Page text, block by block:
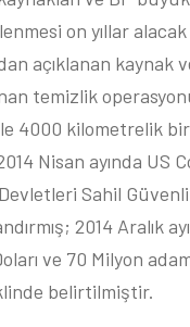
on yıllar
açıklanan kaynak
temizlik
4000 kilometrelik
Nisan ayında US
Sahil
2014 Aralık
ve 70 Milyon
belirtilmiştir.